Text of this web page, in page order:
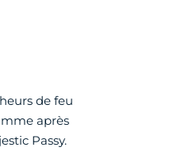
de feu
après
Passy.